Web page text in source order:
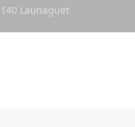
Launaguet